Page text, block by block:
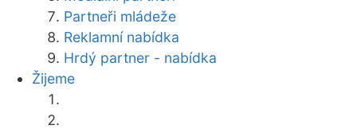
Partneři mládeže
Reklamní nabídka
Hrdý partner - nabídka
Žijeme